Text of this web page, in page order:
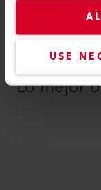
USE
Lo mejor